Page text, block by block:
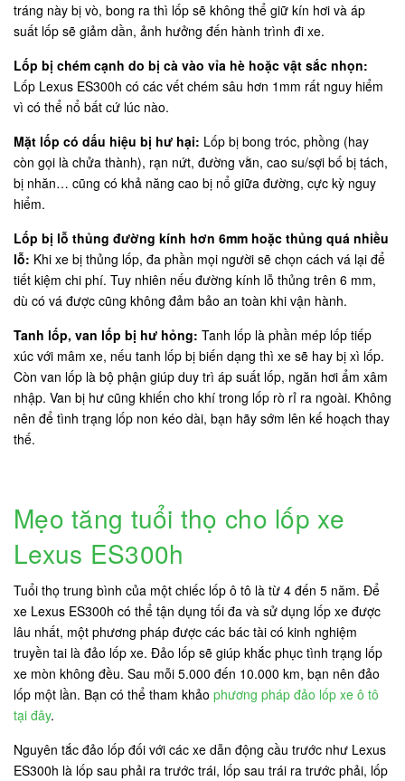
tráng này bị vò, bong ra thì lốp sẽ không thể giữ kín hơi và áp
suất lốp sẽ giảm dần, ảnh hưởng đến hành trình đi xe.
Lốp bị chém cạnh do bị cà vào vỉa hè hoặc vật sắc nhọn:
Lốp Lexus ES300h có các vết chém sâu hơn 1mm rất nguy hiểm
vì có thể nổ bất cứ lúc nào.
Mặt lốp có dấu hiệu bị hư hại: Lốp bị bong tróc, phồng (hay
còn gọi là chửa thành), rạn nứt, đường vằn, cao su/sợi bố bị tách,
bị nhăn… cũng có khả năng cao bị nổ giữa đường, cực kỳ nguy
hiểm.
Lốp bị lỗ thủng đường kính hơn 6mm hoặc thủng quá nhiều
lỗ: Khi xe bị thủng lốp, đa phần mọi người sẽ chọn cách vá lại để
tiết kiệm chi phí. Tuy nhiên nếu đường kính lỗ thủng trên 6 mm,
dù có vá được cũng không đảm bảo an toàn khi vận hành.
Tanh lốp, van lốp bị hư hỏng: Tanh lốp là phần mép lốp tiếp
xúc với mâm xe, nếu tanh lốp bị biến dạng thì xe sẽ hay bị xì lốp.
Còn van lốp là bộ phận giúp duy trì áp suất lốp, ngăn hơi ẩm xâm
nhập. Van bị hư cũng khiến cho khí trong lốp rò rỉ ra ngoài. Không
nên để tình trạng lốp non kéo dài, bạn hãy sớm lên kế hoạch thay
thế.
Mẹo tăng tuổi thọ cho lốp xe
Lexus ES300h
Tuổi thọ trung bình của một chiếc lốp ô tô là từ 4 đến 5 năm. Để
xe Lexus ES300h có thể tận dụng tối đa và sử dụng lốp xe được
lâu nhất, một phương pháp được các bác tài có kinh nghiệm
truyền tai là đảo lốp xe. Đảo lốp sẽ giúp khắc phục tình trạng lốp
xe mòn không đều. Sau mỗi 5.000 đến 10.000 km, bạn nên đảo
lốp một lần. Bạn có thể tham khảo phương pháp đảo lốp xe ô tô
tại đây.
Nguyên tắc đảo lốp đối với các xe dẫn động cầu trước như Lexus
ES300h là lốp sau phải ra trước trái, lốp sau trái ra trước phải, lốp